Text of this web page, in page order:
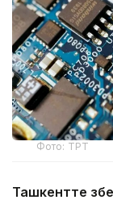
Фото: ТРТ
Ташкентте